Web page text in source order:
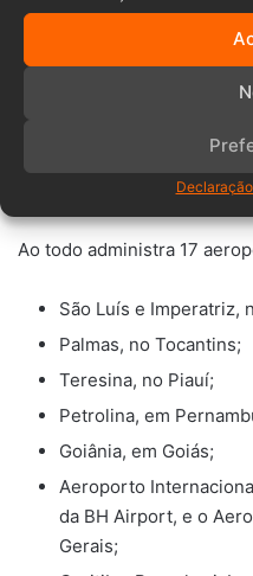
uma das maiores
cair do 68º andar em
Ao todo administra 17
São Luís e Imperatriz,
Palmas, no Tocantins;
Teresina, no Piauí;
Petrolina, em
Goiânia, em Goiás;
Aeroporto
da BH Airport, e o
Gerais;